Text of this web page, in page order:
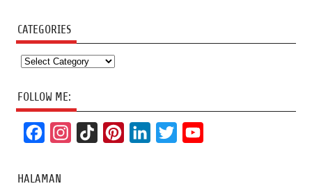
CATEGORIES
Categories
FOLLOW ME:
c
HALAMAN